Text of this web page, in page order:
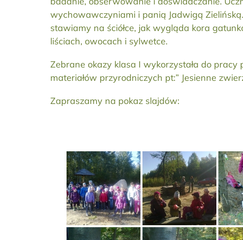
wychowawczyniami i panią Jadwigą
stawiamy na ściółce, jak wygląda kora
liściach, owocach i sylwetce.
Zebrane okazy klasa I wykorzystała do
materiałów przyrodniczych pt:” Jesienne
Zapraszamy na pokaz slajdów: